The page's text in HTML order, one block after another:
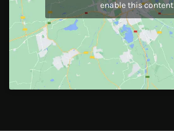
Like Us On
Follow Us On